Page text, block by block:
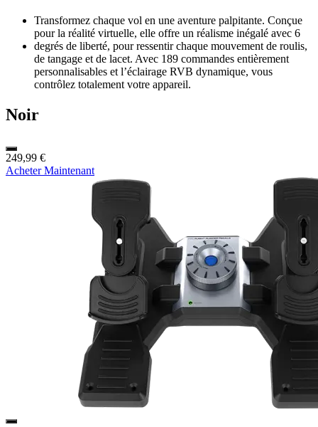
Transformez chaque vol en une aventure palpitante. Conçue
pour la réalité virtuelle, elle offre un réalisme inégalé avec 6
degrés de liberté, pour ressentir chaque mouvement de roulis,
de tangage et de lacet. Avec 189 commandes entièrement
personnalisables et l’éclairage RVB dynamique, vous
contrôlez totalement votre appareil.
Noir
249,99 €
Acheter Maintenant